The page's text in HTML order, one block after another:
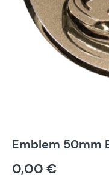
Emblem 50mm
0,00 €